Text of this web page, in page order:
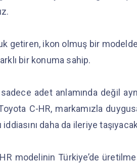
getiren, ikon olmuş bir
bir konuma sahip.
adet anlamında değil
C-HR, markamızla
daha da ileriye
modelinin Türkiye’de